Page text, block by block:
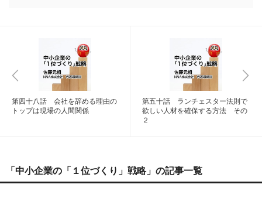
第四十八話 会社を辞める理由の
トップは現場の人間関係
第五十話 ランチェスター法則で
欲しい人材を確保する方法 その
２
「中小企業の「１位づくり」戦略」の記事一覧